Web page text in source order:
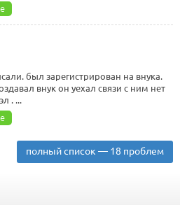
был зарегистрирован на внука.
внук он уехал связи с ним нет
. ...
полный список — 18 проблем